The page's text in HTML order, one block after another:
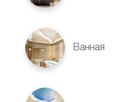
Ванная